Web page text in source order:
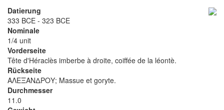
Datierung
333 BCE - 323 BCE
Nominale
1/4 unit
Vorderseite
Tête d'Héraclès imberbe à droite, coiffée de la léontè.
Rückseite
ΑΛΕΞΑΝΔΡΟΥ; Massue et goryte.
Durchmesser
11.0